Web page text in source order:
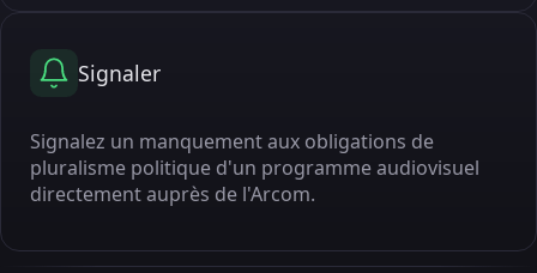
Signaler
Signalez un manquement aux obligations de
pluralisme politique d'un programme audiovisuel
directement auprès de l'Arcom.